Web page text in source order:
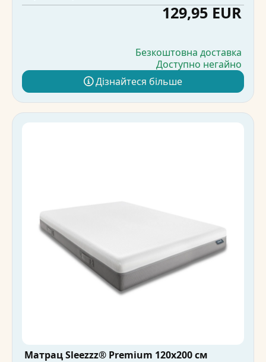
129,95 EUR
Безкоштовна доставка
Доступно негайно
Дізнайтеся більше
Матрац Sleezzz® Premium 120x200 см